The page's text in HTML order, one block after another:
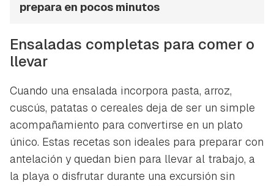
iniciar sesión con tu cuenta de Hogarmanía.
prepara en pocos minutos
Ensaladas completas para comer o
llevar
Cuando una ensalada incorpora pasta, arroz,
cuscús, patatas o cereales deja de ser un simple
acompañamiento para convertirse en un plato
único. Estas recetas son ideales para preparar con
antelación y quedan bien para llevar al trabajo, a
la playa o disfrutar durante una excursión sin